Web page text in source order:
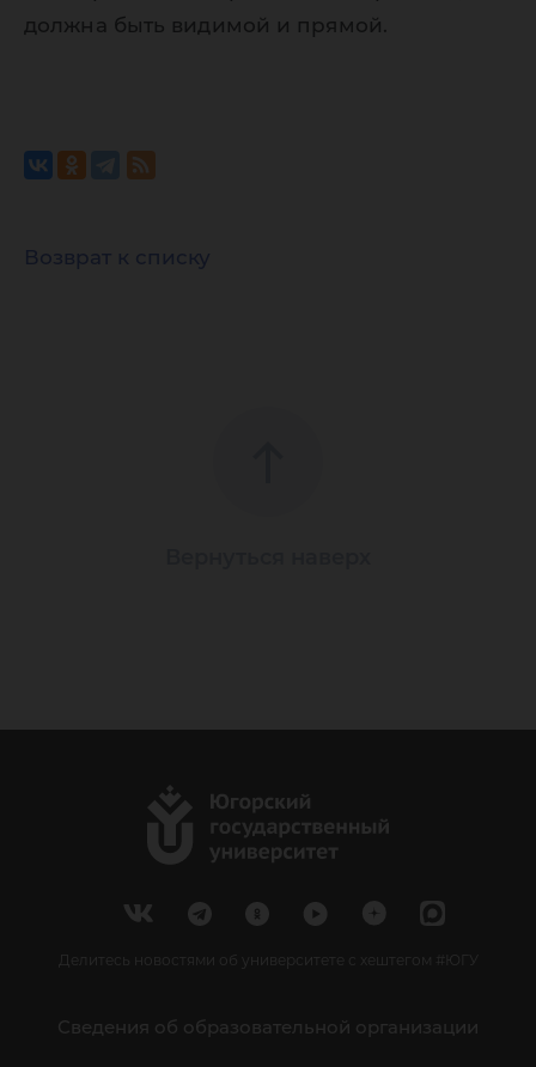
должна быть видимой и прямой.
Возврат к списку
Делитесь новостями об университете с хештегом #ЮГУ
Сведения об образовательной организации